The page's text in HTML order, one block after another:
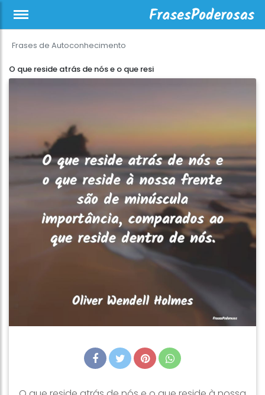
Frases de Autoconhecimento
O que reside atrás de nós e o que resi